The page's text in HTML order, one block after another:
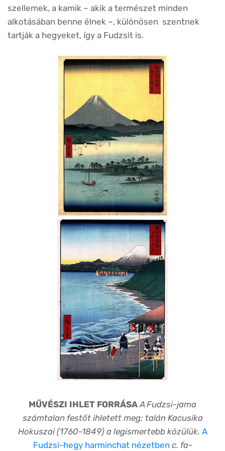
szellemek, a kamik – akik a természet minden
alkotásában benne élnek –, különösen szentnek
tartják a hegyeket, így a Fudzsit is.
MŰVÉSZI IHLET FORRÁSAA Fudzsi-jama
számtalan festőt ihletett meg; talán Kacusika
Hokuszai (1760-1849) a legismertebb közülük. A
Fudzsi-hegy harminchat nézetbenc. fa-